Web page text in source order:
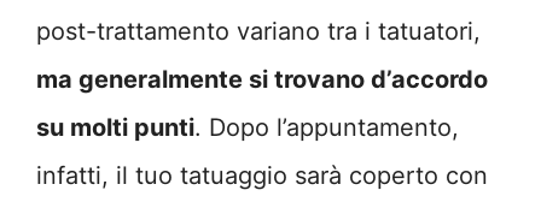
post-trattamento variano tra i tatuatori,
ma generalmente si trovano d’accordo
su molti punti. Dopo l’appuntamento,
infatti, il tuo tatuaggio sarà coperto con